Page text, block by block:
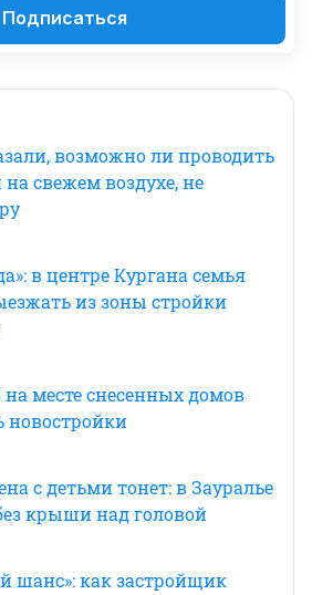
Подписаться
возможно ли проводить
свежем воздухе, не
в центре Кургана семья
из зоны стройки
месте снесенных домов
новостройки
с детьми тонет: в Зауралье
крыши над головой
шанс»: как застройщик